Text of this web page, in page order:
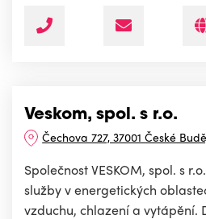
Veskom, spol. s r.o.
Čechova 727, 37001 České
Společnost VESKOM, spol. s
služby v energetických
vzduchu, chlazení a vytápění.